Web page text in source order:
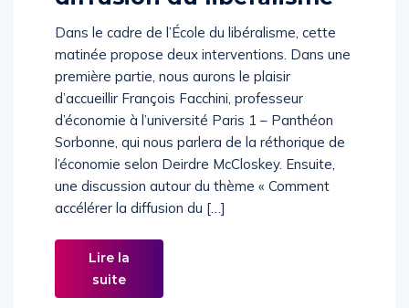
Dans le cadre de l’École du libéralisme, cette
matinée propose deux interventions. Dans une
première partie, nous aurons le plaisir
d’accueillir François Facchini, professeur
d’économie à l’université Paris 1 – Panthéon
Sorbonne, qui nous parlera de la réthorique de
l’économie selon Deirdre McCloskey. Ensuite,
une discussion autour du thème « Comment
Lire la
suite